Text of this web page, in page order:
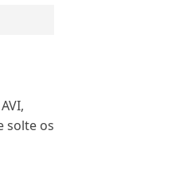
solte os